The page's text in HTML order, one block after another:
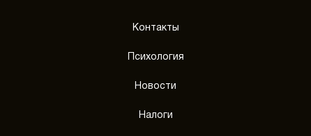
Контакты
Психология
Новости
Налоги